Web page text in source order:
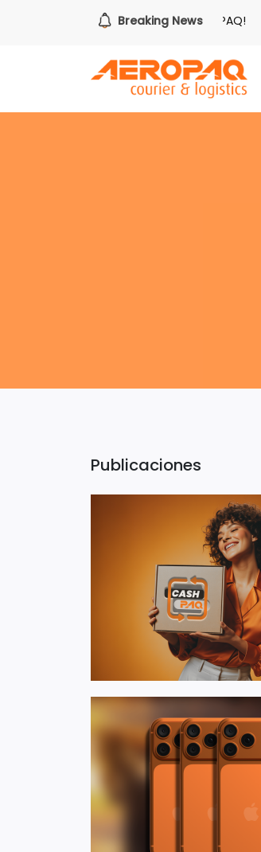
Breaking News
hora de redimir tus libras de Cash PAQ!
Publicaciones